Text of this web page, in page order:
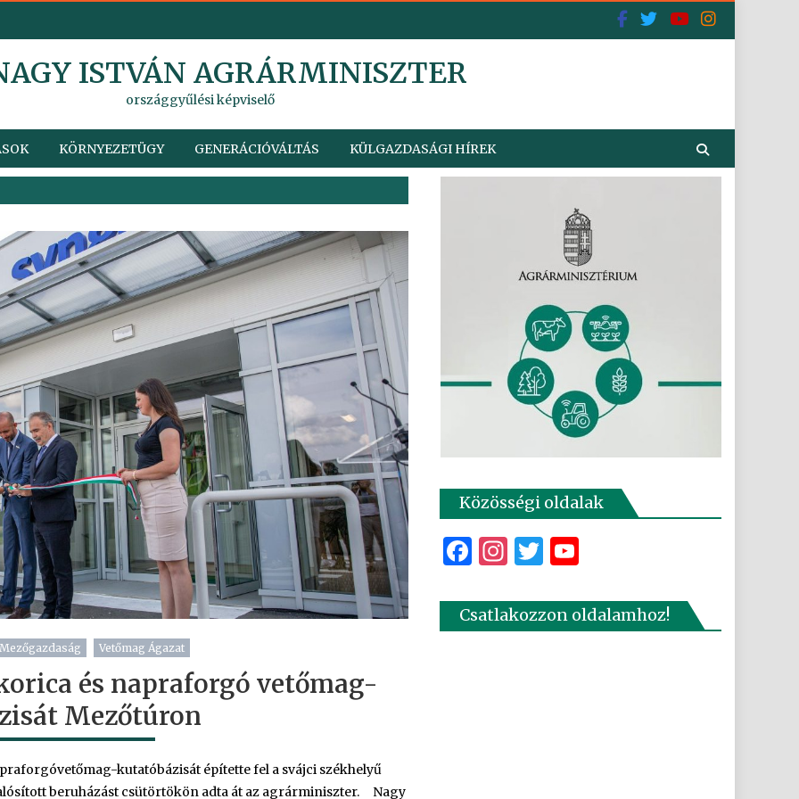
ISTVÁN AGRÁRMINISZTER
országgyűlési képviselő
KÖRNYEZETÜGY GENERÁCIÓVÁLTÁS KÜLGAZDASÁGI HÍREK
Mezőgazdaság Vetőmag Ágazat
és napraforgó vetőmag-
Mezőtúron
kutatóbázisát építette fel a svájci székhelyű
beruházást csütörtökön adta át az agrárminiszter. Nagy
Közösségi oldalak
Facebook
Instagram
Twitter
Csatlakozzon oldalamhoz!